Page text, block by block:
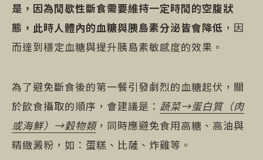
是，因為間歇性斷食需要維持一定時間的空腹狀
態，此時人體內的血糖與胰島素分泌皆會降低 ，因
而達到穩定血糖與提升胰島素敏感度的效果。
為了避免斷食後的第一餐引發劇烈的血糖起伏，關
於飲食攝取的順序，會建議是： 蔬菜→蛋白質（肉
或海鮮）→穀物類，同時應避免食用高糖、高油與
精緻澱粉，如：蛋糕、比薩、炸雞等。